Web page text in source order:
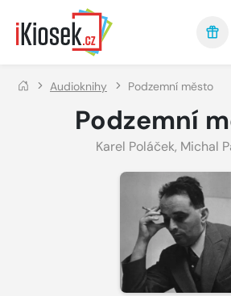
Přejít na hlavní obsah
Audioknihy Podzemní město
Podzemní
Karel Poláček, Michal